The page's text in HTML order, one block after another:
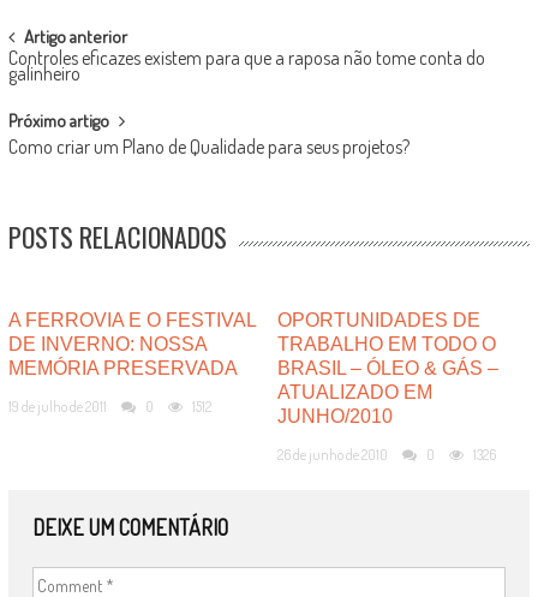
POST
NAVIGATION
Artigo anterior
Controles eficazes existem para que a raposa não tome conta do
galinheiro
Próximo artigo
Como criar um Plano de Qualidade para seus projetos?
POSTS RELACIONADOS
A FERROVIA E O FESTIVAL
DE INVERNO: NOSSA
MEMÓRIA PRESERVADA
19 de julho de 2011 0 1512
OPORTUNIDADES DE
TRABALHO EM TODO O
BRASIL – ÓLEO & GÁS –
ATUALIZADO EM
JUNHO/2010
26 de junho de 2010 0 1326
DEIXE UM COMENTÁRIO